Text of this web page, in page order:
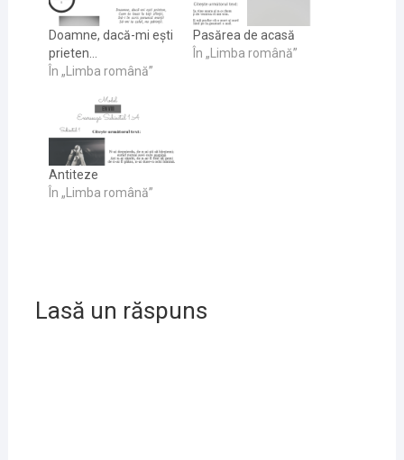
Doamne, dacă-mi ești
prieten…
În „Limba română”
Pasărea de acasă
În „Limba română”
Antiteze
În „Limba română”
Lasă un răspuns